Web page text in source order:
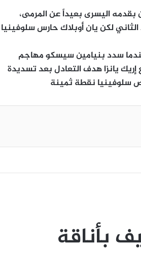
اليسرى بعيداً عن المرمى،
لكن يان أوبلاك حارس سلوفينيا
عندما سدد بنيامين سيسكو مهاجم
سجل المدافع إريك يانزا هدف التعادل بعد تسديدة
سلوفينيا نقطة ثمينة